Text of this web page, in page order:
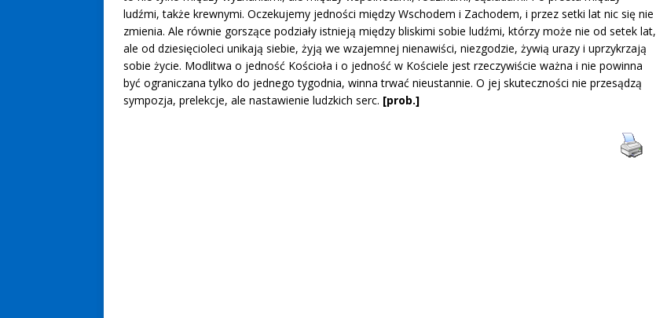
ludźmi, także krewnymi. Oczekujemy jedności między Wschodem i Zachodem, i przez setki lat nic się nie
zmienia. Ale równie gorszące podziały istnieją między bliskimi sobie ludźmi, którzy może nie od setek lat,
ale od dziesięcioleci unikają siebie, żyją we wzajemnej nienawiści, niezgodzie, żywią urazy i uprzykrzają
sobie życie. Modlitwa o jedność Kościoła i o jedność w Kościele jest rzeczywiście ważna i nie powinna
być ograniczana tylko do jednego tygodnia, winna trwać nieustannie. O jej skuteczności nie przesądzą
sympozja, prelekcje, ale nastawienie ludzkich serc. [prob.]